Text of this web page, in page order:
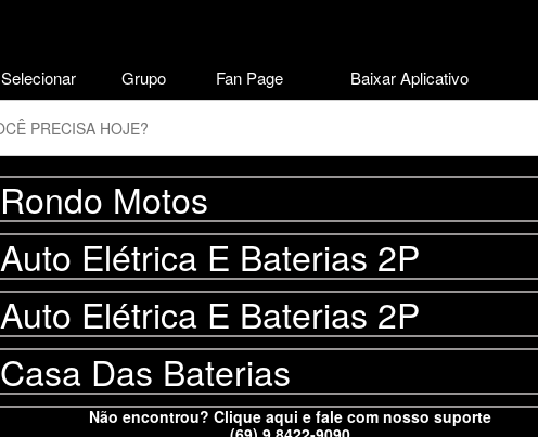
Rondo Motos
Auto Elétrica E Baterias 2P
Auto Elétrica E Baterias 2P
Casa Das Baterias
Não encontrou? Clique aqui e fale com nosso suporte
Selecionar Grupo Fan Page Baixar Aplicativo